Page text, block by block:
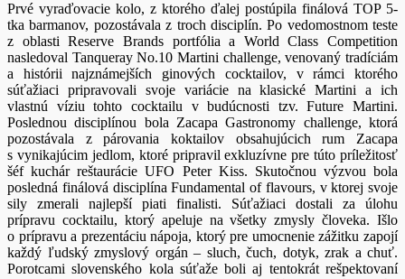
Prvé vyraďovacie kolo, z ktorého ďalej postúpila finálová TOP 5-
tka barmanov, pozostávala z troch disciplín. Po vedomostnom teste
z oblasti Reserve Brands portfólia a World Class Competition
nasledoval Tanqueray No.10 Martini challenge, venovaný tradíciám
a histórii najznámejších ginových cocktailov, v rámci ktorého
súťažiaci pripravovali svoje variácie na klasické Martini a ich
vlastnú víziu tohto cocktailu v budúcnosti tzv. Future Martini.
Poslednou disciplínou bola Zacapa Gastronomy challenge, ktorá
pozostávala z párovania koktailov obsahujúcich rum Zacapa
s vynikajúcim jedlom, ktoré pripravil exkluzívne pre túto príležitosť
šéf kuchár reštaurácie UFO Peter Kiss. Skutočnou výzvou bola
posledná finálová disciplína Fundamental of flavours, v ktorej svoje
sily zmerali najlepší piati finalisti. Súťažiaci dostali za úlohu
prípravu cocktailu, ktorý apeluje na všetky zmysly človeka. Išlo
o prípravu a prezentáciu nápoja, ktorý pre umocnenie zážitku zapojí
každý ľudský zmyslový orgán – sluch, čuch, dotyk, zrak a chuť.
Porotcami slovenského kola súťaže boli aj tentokrát rešpektovaní